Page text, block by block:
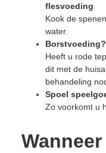
flesvoeding
Kook de
water.
Heeft u rode
dit met de
behandeling
Spoel
Zo voorkomt u